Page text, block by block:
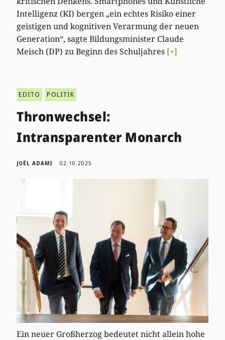
Intelligenz (KI) bergen „ein echtes Risiko einer
geistigen und kognitiven Verarmung der neuen
Generation“, sagte Bildungsminister Claude
Meisch (DP) zu Beginn des Schuljahres [+]
EDITO POLITIK
Thronwechsel:
Intransparenter Monarch
JOËL ADAMI 02.10.2025
Ein neuer Großherzog bedeutet nicht allein hohe